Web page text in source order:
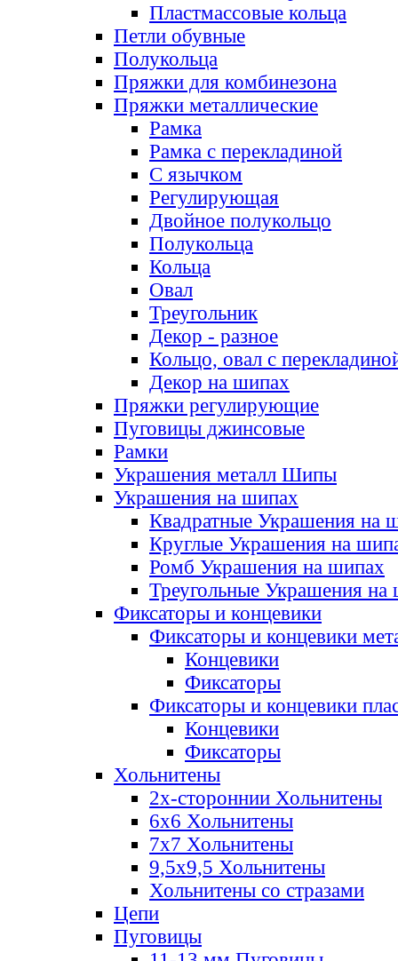
Пластмассовые кольца
Петли обувные
Полукольца
Пряжки для комбинезона
Пряжки металлические
Рамка
Рамка с перекладиной
С язычком
Регулирующая
Двойное полукольцо
Полукольца
Кольца
Овал
Треугольник
Декор - разное
Кольцо, овал с
Декор на шипах
Пряжки регулирующие
Пуговицы джинсовые
Рамки
Украшения металл Шипы
Украшения на шипах
Квадратные Украшения на
Круглые Украшения на
Ромб Украшения на шипах
Треугольные Украшения на
Фиксаторы и концевики
Фиксаторы и концевики
Концевики
Фиксаторы
Фиксаторы и концевики
Концевики
Фиксаторы
Хольнитены
2х-стороннии Хольнитены
6х6 Хольнитены
7х7 Хольнитены
9,5х9,5 Хольнитены
Хольнитены со стразами
Цепи
Пуговицы